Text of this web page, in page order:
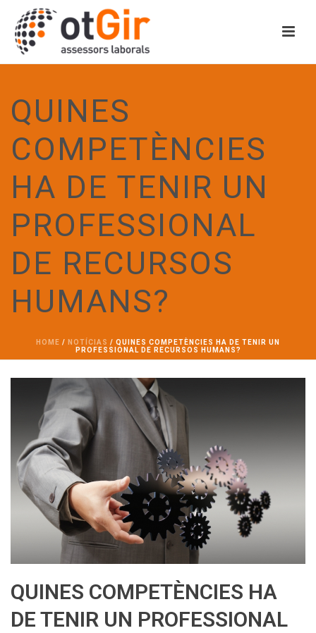
QUINES
COMPETÈNCIES
HA DE TENIR UN
PROFESSIONAL
DE RECURSOS
HUMANS?
HOME / NOTÍCIAS / QUINES COMPETÈNCIES HA DE TENIR UN
PROFESSIONAL DE RECURSOS HUMANS?
QUINES COMPETÈNCIES HA
DE TENIR UN PROFESSIONAL